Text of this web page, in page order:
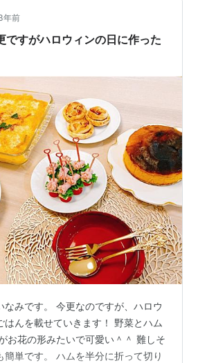
年前
ですがハロウィンの日に作った
みです。 今更なのですが、ハロウ
はんを載せていきます！ 野菜とハム
お花の形みたいで可愛い＾＾ 難しそ
簡単です。 ハムを半分に折って切り